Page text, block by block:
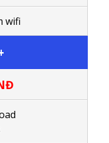
wifi